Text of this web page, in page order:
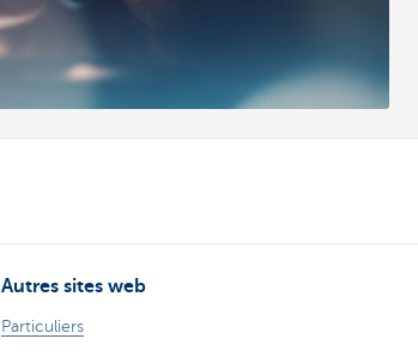
Autres sites web
Particuliers